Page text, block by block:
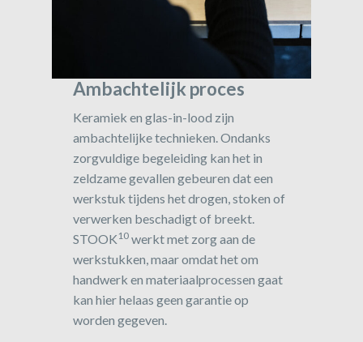
Ambachtelijk proces
Keramiek en glas-in-lood zijn
ambachtelijke technieken. Ondanks
zorgvuldige begeleiding kan het in
zeldzame gevallen gebeuren dat een
werkstuk tijdens het drogen, stoken of
verwerken beschadigt of breekt.
STOOK 10werkt met zorg aan de
werkstukken, maar omdat het om
handwerk en materiaalprocessen gaat
kan hier helaas geen garantie op
worden gegeven.